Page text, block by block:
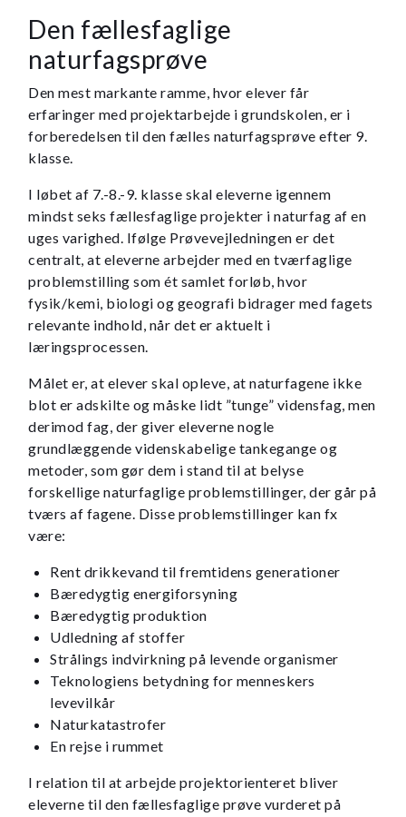
Den fællesfaglige
naturfagsprøve
Den mest markante ramme, hvor elever får
erfaringer med projektarbejde i grundskolen, er i
forberedelsen til den fælles naturfagsprøve efter 9.
klasse.
I løbet af 7.-8.-9. klasse skal eleverne igennem
mindst seks fællesfaglige projekter i naturfag af en
uges varighed. Ifølge Prøvevejledningen er det
centralt, at eleverne arbejder med en tværfaglige
problemstilling som ét samlet forløb, hvor
fysik/kemi, biologi og geografi bidrager med fagets
relevante indhold, når det er aktuelt i
læringsprocessen.
Målet er, at elever skal opleve, at naturfagene ikke
blot er adskilte og måske lidt ”tunge” vidensfag, men
derimod fag, der giver eleverne nogle
grundlæggende videnskabelige tankegange og
metoder, som gør dem i stand til at belyse
forskellige naturfaglige problemstillinger, der går på
tværs af fagene. Disse problemstillinger kan fx
være:
Rent drikkevand til fremtidens generationer
Bæredygtig energiforsyning
Bæredygtig produktion
Udledning af stoffer
Strålings indvirkning på levende organismer
Teknologiens betydning for menneskers
levevilkår
Naturkatastrofer
En rejse i rummet
I relation til at arbejde projektorienteret bliver
eleverne til den fællesfaglige prøve vurderet på